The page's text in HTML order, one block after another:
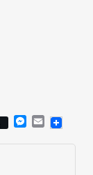
Messenger
Email